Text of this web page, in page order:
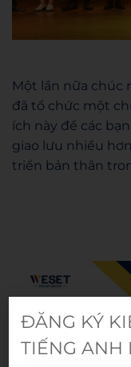
Một lần nữa chúc
đã tổ chức một
ích này để các
giao lưu nhiều
triển bản thân
ĐĂNG KÝ
TIẾNG ANH